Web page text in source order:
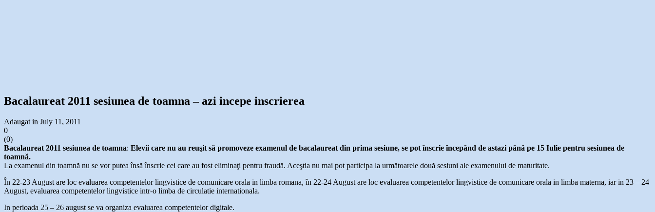
Bacalaureat 2011 sesiunea de toamna – azi incepe inscrierea
Adaugat in July 11, 2011
0
(0)
Bacalaureat 2011 sesiunea de toamna: Elevii care nu au reuşit să promoveze examenul de bacalaureat din prima sesiune, se pot înscrie începând de astazi până pe 15 Iulie pentru sesiunea de
toamnă.
La examenul din toamnă nu se vor putea însă înscrie cei care au fost eliminaţi pentru fraudă. Aceştia nu mai pot participa la următoarele două sesiuni ale examenului de maturitate.
În 22-23 August are loc evaluarea competentelor lingvistice de comunicare orala in limba romana, în 22-24 August are loc evaluarea competentelor lingvistice de comunicare orala in limba materna, iar in 23 – 24
August, evaluarea competentelor lingvistice intr-o limba de circulatie internationala.
In perioada 25 – 26 august se va organiza evaluarea competentelor digitale.